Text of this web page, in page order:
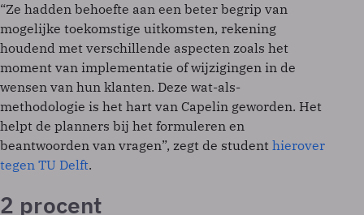
“Ze hadden behoefte aan een beter begrip van
mogelijke toekomstige uitkomsten, rekening
houdend met verschillende aspecten zoals het
moment van implementatie of wijzigingen in de
wensen van hun klanten. Deze wat-als-
methodologie is het hart van Capelin geworden. Het
helpt de planners bij het formuleren en
beantwoorden van vragen”, zegt de student hierover
tegen TU Delft.
2 procent